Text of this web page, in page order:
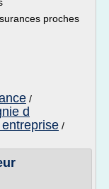
proches
/
d
/